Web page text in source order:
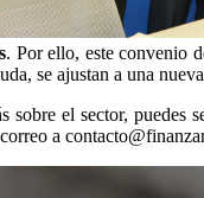
. Por ello, este convenio
se ajustan a una
sobre el sector, puedes
a